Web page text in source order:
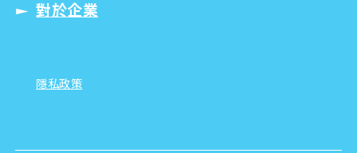
對於企業
隱私政策